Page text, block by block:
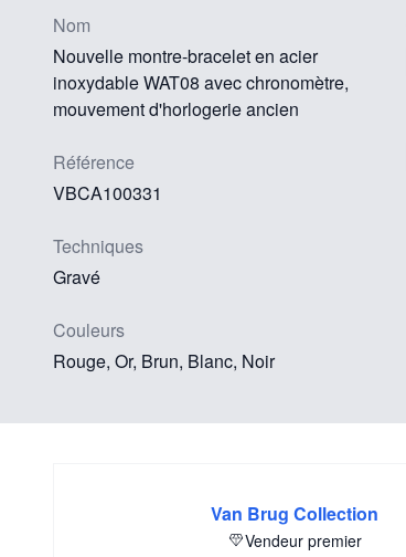
Nom
Nouvelle montre-bracelet en acier
inoxydable WAT08 avec chronomètre,
mouvement d'horlogerie ancien
Référence
VBCA100331
Techniques
Gravé
Couleurs
Rouge, Or, Brun, Blanc, Noir
Van Brug Collection
Vendeur premier